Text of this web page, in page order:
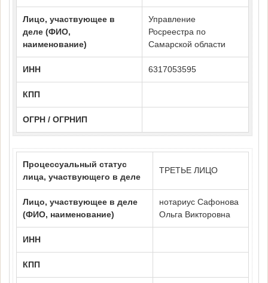
Лицо, участвующее в
деле (ФИО,
наименование)
Управление
Росреестра по
Самарской области
ИНН 6317053595
КПП
ОГРН / ОГРНИП
Процессуальный статус
лица, участвующего в деле
ТРЕТЬЕ ЛИЦО
Лицо, участвующее в деле
(ФИО, наименование)
нотариус Сафонова
Ольга Викторовна
ИНН
КПП